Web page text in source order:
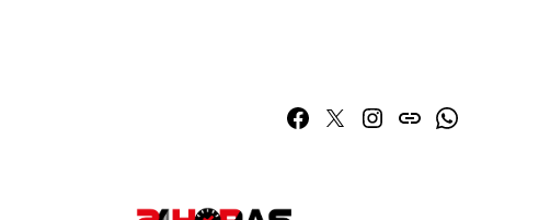
Facebook
TwitterInstagram
issuuWhatsapp